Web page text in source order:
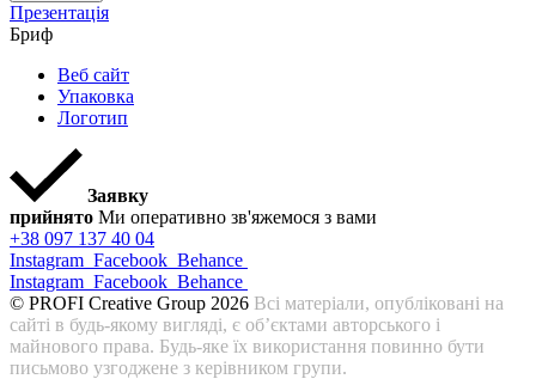
Презентація
Бриф
Веб сайт
Упаковка
Логотип
Заявку
прийнято Ми оперативно зв'яжемося з вами
+38 097 137 40 04
Instagram Facebook Behance
Instagram Facebook Behance
© PROFI Creative Group 2026 Всі матеріали, опубліковані на
сайті в будь-якому вигляді, є об’єктами авторського і
майнового права. Будь-яке їх використання повинно бути
письмово узгоджене з керівником групи.